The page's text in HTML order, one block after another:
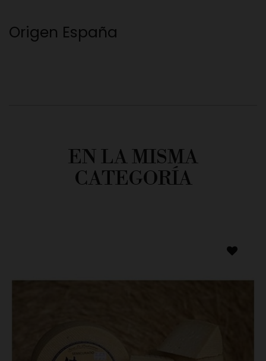
Origen España
EN LA MISMA
CATEGORÍA